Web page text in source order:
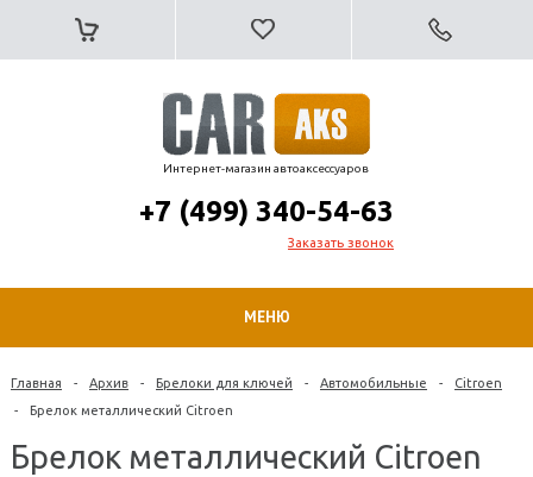
Интернет-магазин автоаксессуаров
+7 (499) 340-54-63
Заказать звонок
МЕНЮ
Главная - Архив - Брелоки для ключей - Автомобильные -
Citroen
-
Брелок металлический Citroen
Брелок металлический Citroen